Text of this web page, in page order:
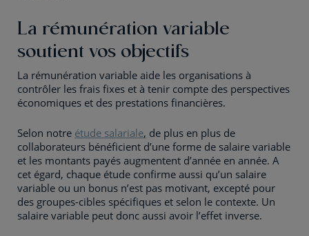
La rémunération variable
soutient vos objectifs
La rémunération variable aide les organisations à
contrôler les frais fixes et à tenir compte des perspectives
économiques et des prestations financières.
Selon notre étude salariale, de plus en plus de
collaborateurs bénéficient d’une forme de salaire variable
et les montants payés augmentent d’année en année. A
cet égard, chaque étude confirme aussi qu’un salaire
variable ou un bonus n’est pas motivant, excepté pour
des groupes-cibles spécifiques et selon le contexte. Un
salaire variable peut donc aussi avoir l’effet inverse.